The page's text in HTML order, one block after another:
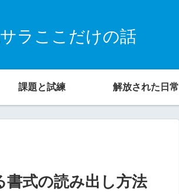
ラここだけの話
課題と試練 解放された日常
書式の読み出し方法